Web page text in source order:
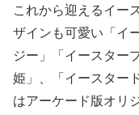
これから迎えるイー
ザインも可愛い「イ
ジー」「イースター
姫」、「イースター
はアーケード版オリ